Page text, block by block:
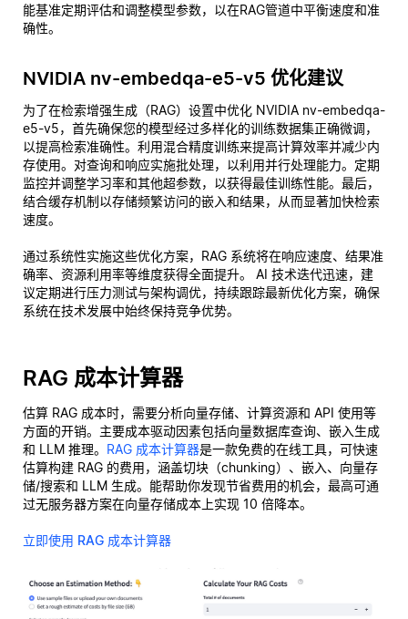
能基准定期评估和调整模型参数，以在RAG管道中平衡速度和准
确性。
NVIDIA nv-embedqa-e5-v5 优化建议
为了在检索增强生成（RAG）设置中优化 NVIDIA nv-embedqa-
e5-v5，首先确保您的模型经过多样化的训练数据集正确微调，
以提高检索准确性。利用混合精度训练来提高计算效率并减少内
存使用。对查询和响应实施批处理，以利用并行处理能力。定期
监控并调整学习率和其他超参数，以获得最佳训练性能。最后，
结合缓存机制以存储频繁访问的嵌入和结果，从而显著加快检索
速度。
通过系统性实施这些优化方案，RAG 系统将在响应速度、结果准
确率、资源利用率等维度获得全面提升。 AI 技术迭代迅速，建
议定期进行压力测试与架构调优，持续跟踪最新优化方案，确保
系统在技术发展中始终保持竞争优势。
RAG 成本计算器
估算 RAG 成本时，需要分析向量存储、计算资源和 API 使用等
方面的开销。主要成本驱动因素包括向量数据库查询、嵌入生成
和 LLM 推理。 RAG 成本计算器是一款免费的在线工具，可快速
估算构建 RAG 的费用，涵盖切块（chunking）、嵌入、向量存
储/搜索和 LLM 生成。能帮助你发现节省费用的机会，最高可通
过无服务器方案在向量存储成本上实现 10 倍降本。
立即使用 RAG 成本计算器